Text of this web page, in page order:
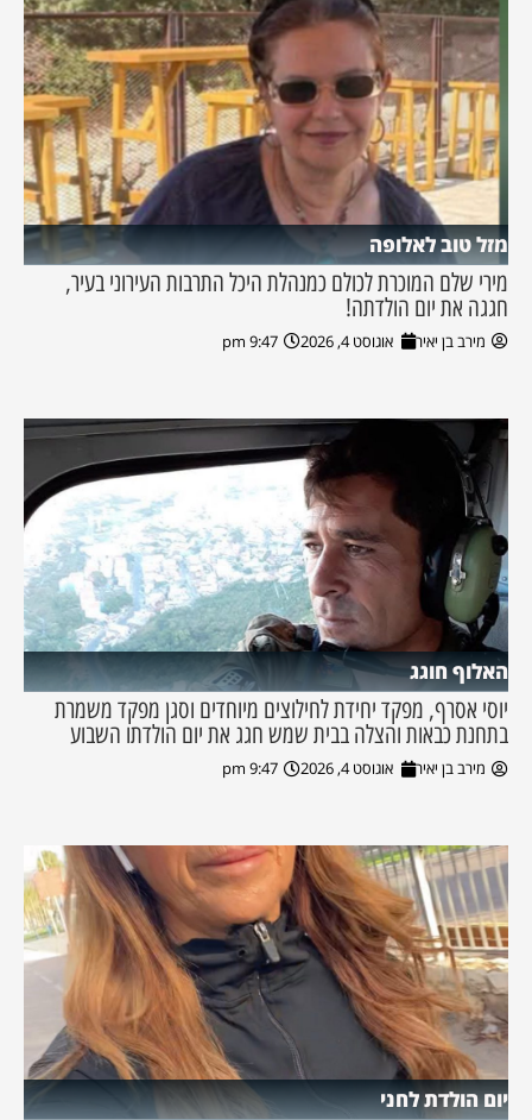
מזל טוב לאלופה
מירי שלם המוכרת לכולם כמנהלת היכל התרבות העירוני בעיר,
חגגה את יום הולדתה!
מירב בן יאיר אוגוסט 4, 2026 9:47 pm
האלוף חוגג
יוסי אסרף, מפקד יחידת לחילוצים מיוחדים וסגן מפקד משמרת
בתחנת כבאות והצלה בבית שמש חגג את יום הולדתו השבוע
מירב בן יאיר אוגוסט 4, 2026 9:47 pm
יום הולדת לחני